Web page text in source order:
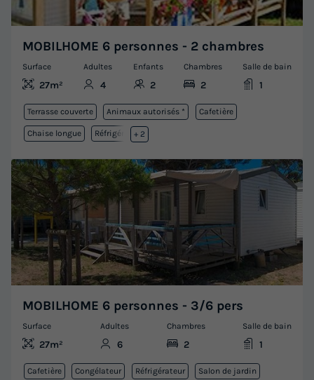
MOBILHOME 6 personnes - 2 chambres
Surface
27m²
Adultes
4
Enfants
2
Chambres
2
Salle de bain
1
Terrasse couverte Animaux autorisés * Cafetière
Chaise longue Réfrigérateur
+ 2
MOBILHOME 6 personnes - 3/6 pers
Surface
27m²
Adultes
6
Chambres
2
Salle de bain
1
Cafetière Congélateur Réfrigérateur Salon de jardin